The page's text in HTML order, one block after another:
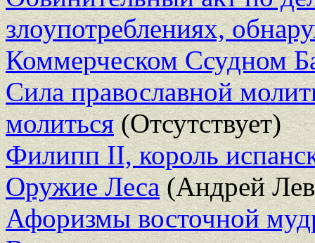
злоупотреблениях,
Коммерческом Ссудном
Сила православной
молиться(Отсутствует)
Филипп II, король
Оружие Леса(Андрей
Афоризмы восточной